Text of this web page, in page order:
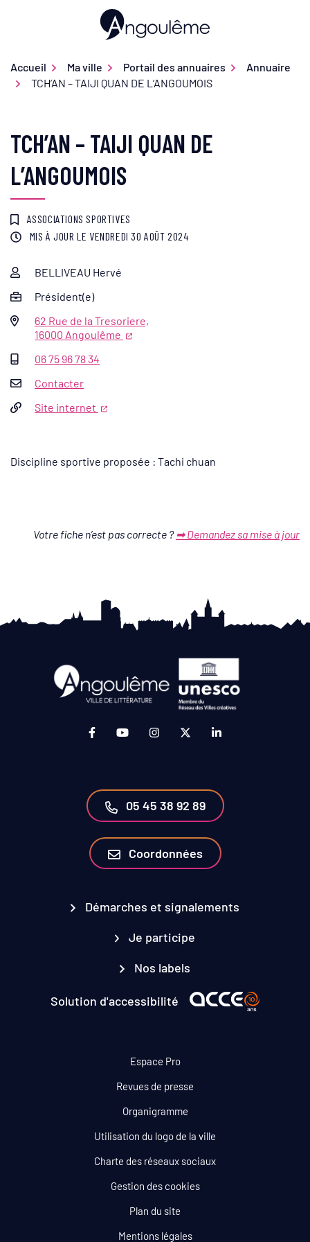
Ville d'Angoulême
Accueil Ma ville Portail des annuaires
Annuaire
TCH’AN – TAIJI QUAN DE L’ANGOUMOIS
TCH’AN – TAIJI QUAN DE
L’ANGOUMOIS
ASSOCIATIONS SPORTIVES
MIS À JOUR LE VENDREDI 30 AOÛT 2024
Infos utiles
BELLIVEAU Hervé
Président(e)
62 Rue de la Tresoriere,
16000 Angoulême
06 75 96 78 34
Contacter
Site internet
Discipline sportive proposée : Tachi chuan
Votre fiche n’est pas correcte ?➡ Demandez sa mise à jour
Lien vers le compte Facebook (ouverture
Lien vers la chaîne Youtube
Lien vers le compte
Lien vers le compte
Lien vers le
05 45 38 92 89
Coordonnées
Démarches et signalements
Je participe
Nos labels
Solution d'accessibilité
Espace Pro
Revues de presse
Organigramme
Utilisation du logo de la ville
Charte des réseaux sociaux
Gestion des cookies
Plan du site
Mentions légales